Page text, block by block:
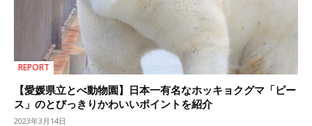
REPORT
【愛媛県立とべ動物園】日本一有名なホッキョクグマ「ピー
ス」のとびっきりかわいいポイントを紹介
2023年3月14日